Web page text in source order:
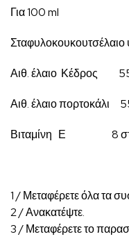
Για 100 ml
Αιθ. έλαιο Κέδρος
Αιθ. έλαιο πορτοκάλι
Βιταμίνη Ε 8
1 / Μεταφέρετεόλα τα
2 / Ανακατέψτε.
3 / Μεταφέρετε το